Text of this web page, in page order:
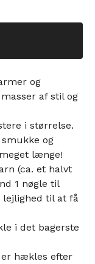
og
af stil og
i størrelse.
og
længe!
(ca. et halvt
1 nøgle til
til at få
i det bagerste
hækles efter